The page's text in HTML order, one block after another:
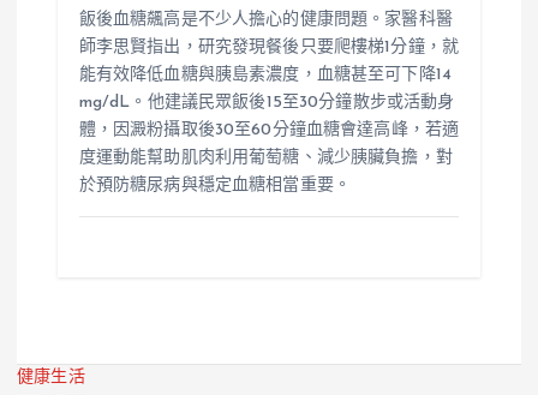
飯後血糖飆高是不少人擔心的健康問題。家醫科醫
師李思賢指出，研究發現餐後只要爬樓梯1分鐘，就
能有效降低血糖與胰島素濃度，血糖甚至可下降14
mg/dL。他建議民眾飯後15至30分鐘散步或活動身
體，因澱粉攝取後30至60分鐘血糖會達高峰，若適
度運動能幫助肌肉利用葡萄糖、減少胰臟負擔，對
於預防糖尿病與穩定血糖相當重要。
健康生活